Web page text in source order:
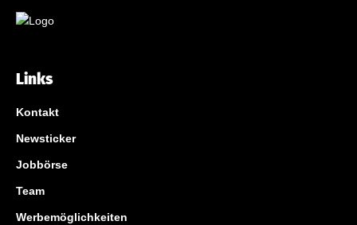
Links
Kontakt
Newsticker
Jobbörse
Team
Werbemöglichkeiten